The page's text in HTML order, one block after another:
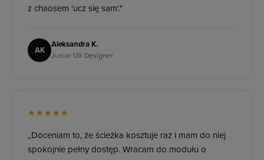
z chaosem 'ucz się sam'."
AK
Aleksandra K.
Junior UX Designer
★★★★★
„Doceniam to, że ścieżka kosztuje raz i mam do niej
spokojnie pełny dostęp. Wracam do modułu o